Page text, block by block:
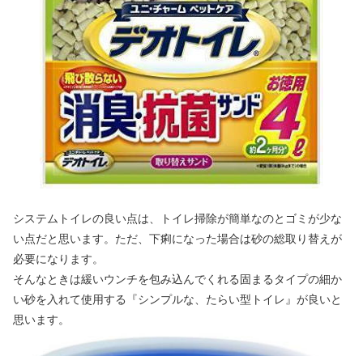
システムトイレの良い点は、トイレ掃除が簡単なのとゴミが少な
い点だと思います。ただ、下痢になった場合は砂の総取り替えが
必要になります。
そんなときは緩いウンチを包み込んでくれる固まるタイプの細か
い砂を入れて使用する『シンプルな、たらい型トイレ』が良いと
思います。